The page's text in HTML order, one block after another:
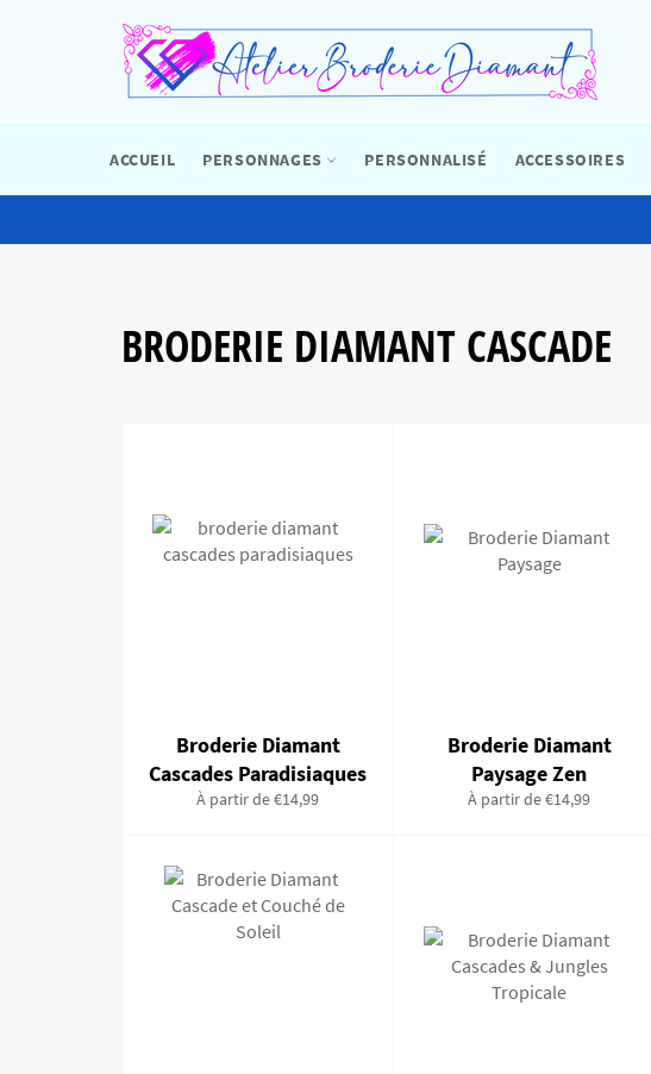
ACCUEIL PERSONNAGES PERSONNALISÉ ACCESSOIRES
BRODERIE DIAMANT CASCADE
Broderie Diamant
Cascades Paradisiaques
À partir de €14,99
Broderie Diamant
Paysage Zen
À partir de €14,99